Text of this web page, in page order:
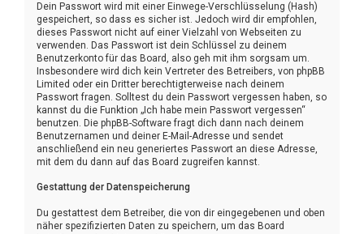
Dein Passwort wird mit einer Einwege-Verschlüsselung (Hash)
gespeichert, so dass es sicher ist. Jedoch wird dir empfohlen,
dieses Passwort nicht auf einer Vielzahl von Webseiten zu
verwenden. Das Passwort ist dein Schlüssel zu deinem
Benutzerkonto für das Board, also geh mit ihm sorgsam um.
Insbesondere wird dich kein Vertreter des Betreibers, von phpBB
Limited oder ein Dritter berechtigterweise nach deinem
Passwort fragen. Solltest du dein Passwort vergessen haben, so
kannst du die Funktion „Ich habe mein Passwort vergessen“
benutzen. Die phpBB-Software fragt dich dann nach deinem
Benutzernamen und deiner E-Mail-Adresse und sendet
anschließend ein neu generiertes Passwort an diese Adresse,
mit dem du dann auf das Board zugreifen kannst.
Gestattung der Datenspeicherung
Du gestattest dem Betreiber, die von dir eingegebenen und oben
näher spezifizierten Daten zu speichern, um das Board